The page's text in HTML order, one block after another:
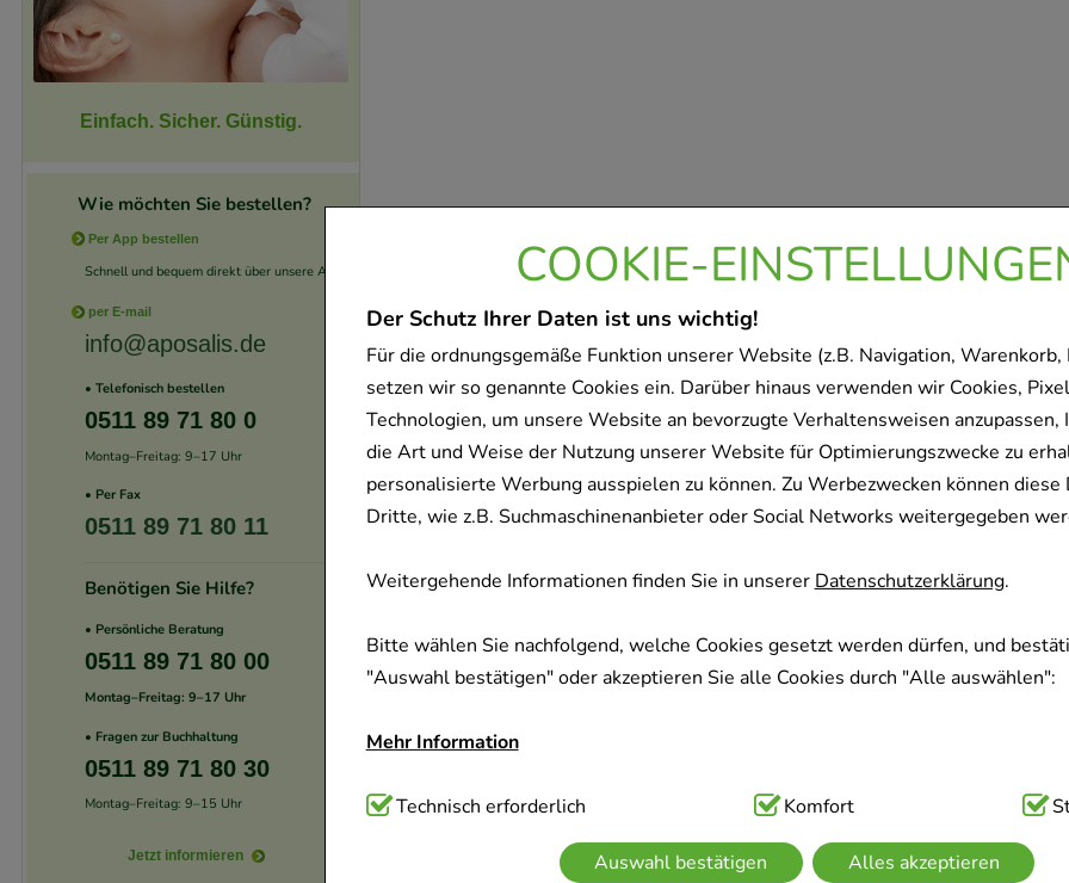
COOKIE-
Der Schutz Ihrer Daten ist uns wichtig!
Für die ordnungsgemäße Funktion unserer Website (z.B. Navigation, Warenkorb,
setzen wir so genannte Cookies ein. Darüber hinaus verwenden wir Cookies,
Technologien, um unsere Website an bevorzugte Verhaltensweisen anzupassen,
die Art und Weise der Nutzung unserer Website für Optimierungszwecke zu
personalisierte Werbung ausspielen zu können. Zu Werbezwecken können diese
Dritte, wie z.B. Suchmaschinenanbieter oder Social Networks weitergegeben
Weitergehende Informationen finden Sie in unsererDatenschutzerklärung.
Bitte wählen Sie nachfolgend, welche Cookies gesetzt werden dürfen, und
"Auswahl bestätigen" oder akzeptieren Sie alle Cookies durch "Alle auswählen":
Mehr Information
Technisch Notwendig:Hierbei handelt es sich um Cookies, die für die
Website notwendig sind (z.B. Navigation, Warenkorb, Kundenkonto), weshalb
verzichtet werden kann.
Technisch erforderlich Komfort
Auswahl bestätigen Alles akzeptieren
Einfach. Sicher. Günstig.
Wie möchten Sie bestellen?
Per App bestellen
Schnell und bequem direkt über unsere App.
per E-mail
info@aposalis.de
• Telefonisch bestellen
0511 89 71 80 0
Montag–Freitag: 9–17 Uhr
• Per Fax
0511 89 71 80 11
Benötigen Sie Hilfe?
• Persönliche Beratung
0511 89 71 80 00
Montag–Freitag: 9–17 Uhr
• Fragen zur Buchhaltung
0511 89 71 80 30
Montag–Freitag: 9–15 Uhr
Jetzt informieren